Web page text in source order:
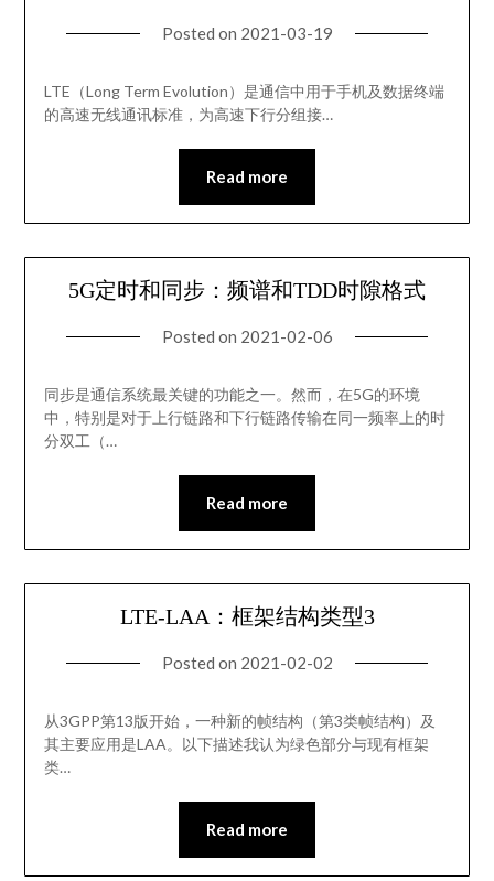
Posted on 2021-03-19
LTE（Long Term Evolution）是通信中用于手机及数据终端
的高速无线通讯标准，为高速下行分组接…
Read more
5G定时和同步：频谱和TDD时隙格式
Posted on 2021-02-06
同步是通信系统最关键的功能之一。然而，在5G的环境
中，特别是对于上行链路和下行链路传输在同一频率上的时
分双工（…
Read more
LTE-LAA：框架结构类型3
Posted on 2021-02-02
从3GPP第13版开始，一种新的帧结构（第3类帧结构）及
其主要应用是LAA。以下描述我认为绿色部分与现有框架
类…
Read more